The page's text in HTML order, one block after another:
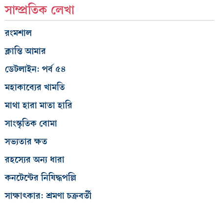
সাম্প্রতিক লেখা
রংমশাল
ক্লান্তি আমার
ডেটলাইন: পর্ব ৫৪
মহাকাব্যের খামতি
মাথা হারা মাতা হারি
সাংস্কৃতিক বোমা
সভ্যতার ক্ষত
রহস্যের অন্য ধারা
কনটেন্টের নিষিদ্ধপল্লি
সাক্ষাৎকার: শ্রমণা চক্রবর্তী